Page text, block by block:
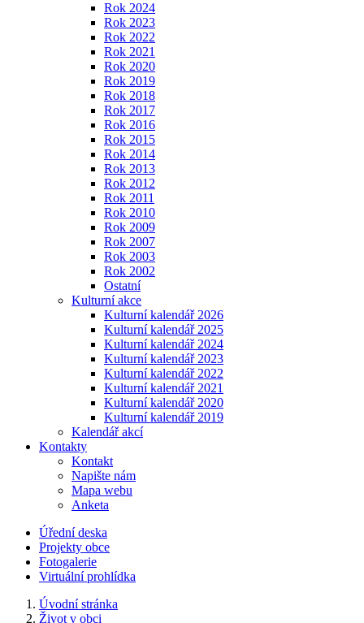
Rok 2024
Rok 2023
Rok 2022
Rok 2021
Rok 2020
Rok 2019
Rok 2018
Rok 2017
Rok 2016
Rok 2015
Rok 2014
Rok 2013
Rok 2012
Rok 2011
Rok 2010
Rok 2009
Rok 2007
Rok 2003
Rok 2002
Ostatní
Kulturní akce
Kulturní kalendář 2026
Kulturní kalendář 2025
Kulturní kalendář 2024
Kulturní kalendář 2023
Kulturní kalendář 2022
Kulturní kalendář 2021
Kulturní kalendář 2020
Kulturní kalendář 2019
Kalendář akcí
Kontakty
Kontakt
Napište nám
Mapa webu
Anketa
Úřední deska
Projekty obce
Fotogalerie
Virtuální prohlídka
Úvodní stránka
Život v obci